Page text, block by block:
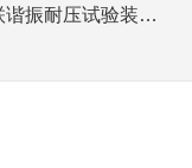
胜绪提供-串联谐振耐压试验装置主要功能